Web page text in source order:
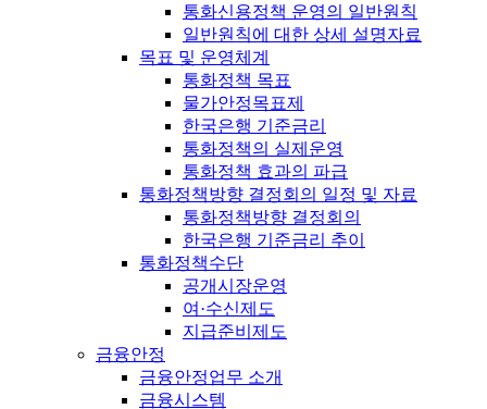
통화신용정책 운영의 일반원칙
일반원칙에 대한 상세 설명자료
목표 및 운영체계
통화정책 목표
물가안정목표제
한국은행 기준금리
통화정책의 실제운영
통화정책 효과의 파급
통화정책방향 결정회의 일정 및 자료
통화정책방향 결정회의
한국은행 기준금리 추이
통화정책수단
공개시장운영
여·수신제도
지급준비제도
금융안정
금융안정업무 소개
금융시스템